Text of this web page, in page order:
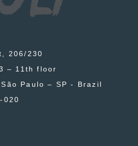
206/230
– 11th floor
Paulo – SP - Brazil
020